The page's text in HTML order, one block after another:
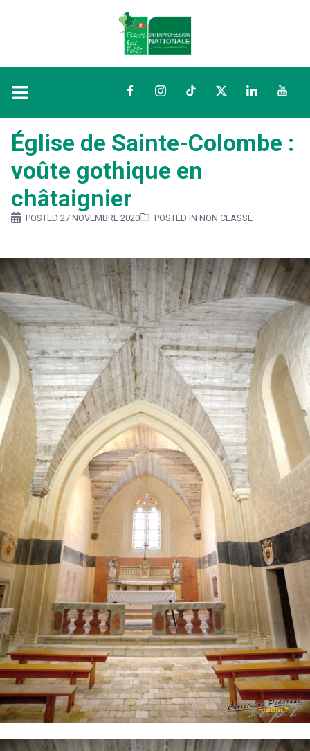
FacebookInstagramTikTokTwitterLinkedIn
Église de Sainte-Colombe :
voûte gothique en
châtaignier
POSTED 27 NOVEMBRE 2020 POSTED IN NON CLASSÉ